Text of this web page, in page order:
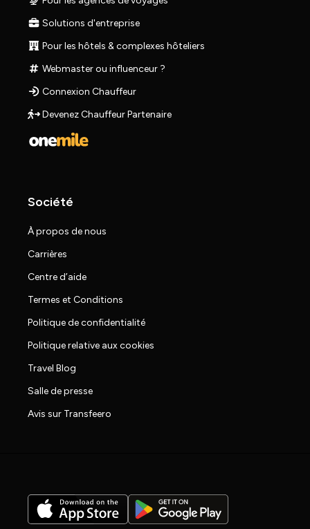
Solutions d'entreprise
Pour les hôtels & complexes hôteliers
Webmaster ou influenceur ?
Connexion Chauffeur
Devenez Chauffeur Partenaire
Société
À propos de nous
Carrières
Centre d’aide
Termes et Conditions
Politique de confidentialité
Politique relative aux cookies
Travel Blog
Salle de presse
Avis sur Transfeero